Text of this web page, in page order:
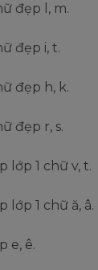
đẹp l, m.
đẹp i, t.
đẹp h, k.
đẹp r, s.
lớp 1 chữ v, t.
lớp 1 chữ ă, â.
e, ê.